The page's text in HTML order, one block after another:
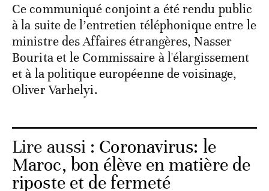
Ce communiqué conjoint a été rendu public
à la suite de l’entretien téléphonique entre le
ministre des Affaires étrangères, Nasser
Bourita et le Commissaire à l'élargissement
et à la politique européenne de voisinage,
Oliver Varhelyi.
Lire aussi : Coronavirus: le
Maroc, bon élève en matière de
riposte et de fermeté